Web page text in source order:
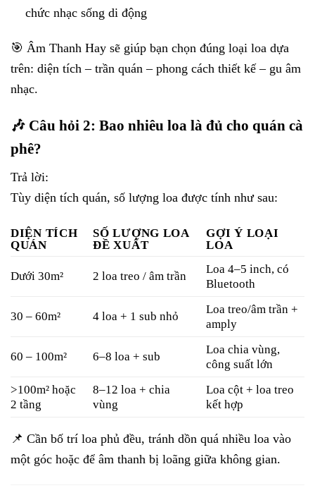
chức nhạc sống di động
🎯 Âm Thanh Hay sẽ giúp bạn chọn đúng loại loa dựa
trên: diện tích – trần quán – phong cách thiết kế – gu âm
nhạc.
🎶 Câu hỏi 2: Bao nhiêu loa là đủ cho quán cà
phê?
Trả lời:
Tùy diện tích quán, số lượng loa được tính như sau:
DIỆN TÍCH
QUÁN
SỐ LƯỢNG LOA
ĐỀ XUẤT
GỢI Ý LOẠI
LOA
Dưới 30m² 2 loa treo / âm trần
Loa 4–5 inch, có
Bluetooth
30 – 60m² 4 loa + 1 sub nhỏ
Loa treo/âm trần +
amply
60 – 100m² 6–8 loa + sub
Loa chia vùng,
công suất lớn
>100m² hoặc
2 tầng
8–12 loa + chia
vùng
Loa cột + loa treo
kết hợp
📌 Cần bố trí loa phủ đều, tránh dồn quá nhiều loa vào
một góc hoặc để âm thanh bị loãng giữa không gian.